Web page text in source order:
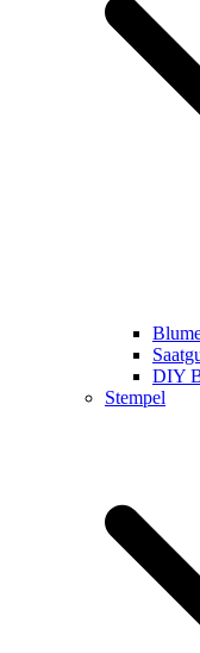
DIY
Stempel